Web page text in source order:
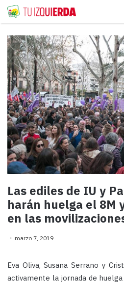
Las ediles de IU y
harán huelga el 8M
en las
marzo 7, 2019
Eva Oliva, Susana Serrano y
activamente la jornada de